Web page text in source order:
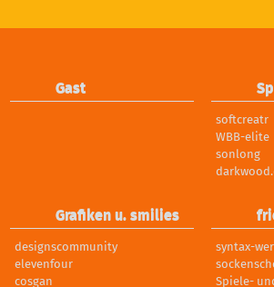
Gast
softcreatr
WBB-elite
sonlong
Grafiken u. smilies
designscommunity
elevenfour
cosgan
syntax-
Spiele-